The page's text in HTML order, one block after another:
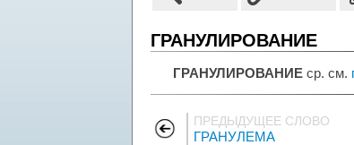
ГРАНУЛИРОВАНИЕ
ГРАНУЛИРОВАНИЕ ср. см.
ПРЕДЫДУЩЕЕ СЛОВО
ГРАНУЛЕМА